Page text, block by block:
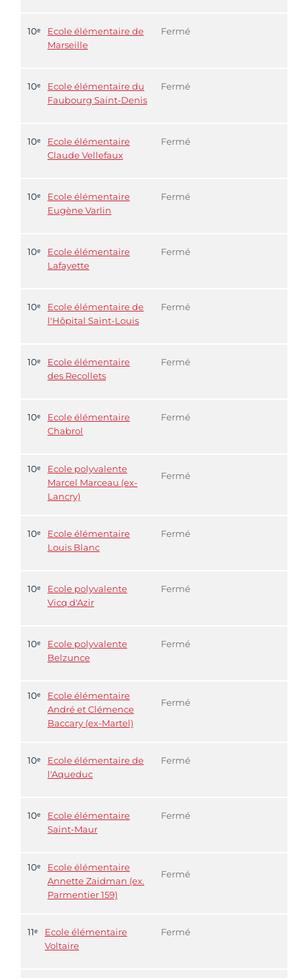
10ᵉ
Ecole élémentaire de
Marseille
Fermé
10ᵉ
Ecole élémentaire du
Faubourg Saint-Denis
Fermé
10ᵉ
Ecole élémentaire
Claude Vellefaux
Fermé
10ᵉ
Ecole élémentaire
Eugène Varlin
Fermé
10ᵉ
Ecole élémentaire
Lafayette
Fermé
10ᵉ
Ecole élémentaire de
l'Hôpital Saint-Louis
Fermé
10ᵉ
Ecole élémentaire
des Recollets
Fermé
10ᵉ
Ecole élémentaire
Chabrol
Fermé
10ᵉ
Ecole polyvalente
Marcel Marceau (ex-
Lancry)
Fermé
10ᵉ
Ecole élémentaire
Louis Blanc
Fermé
10ᵉ
Ecole polyvalente
Vicq d'Azir
Fermé
10ᵉ
Ecole polyvalente
Belzunce
Fermé
10ᵉ
Ecole élémentaire
André et Clémence
Baccary (ex-Martel)
Fermé
10ᵉ
Ecole élémentaire de
l'Aqueduc
Fermé
10ᵉ
Ecole élémentaire
Saint-Maur
Fermé
10ᵉ
Ecole élémentaire
Annette Zaidman (ex.
Parmentier 159)
Fermé
11ᵉ
Ecole élémentaire
Voltaire
Fermé